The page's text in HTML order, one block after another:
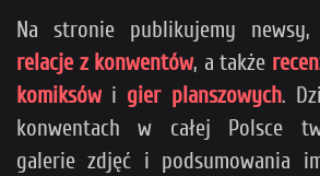
Na stronie publikujemy newsy,
relacje z konwentów, a także
komiksówi gier planszowych.
konwentach w całej Polsce
galerie zdjęć i podsumowania